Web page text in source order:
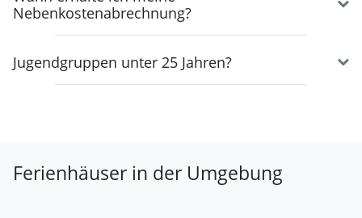
Nebenkostenabrechnung?
Jugendgruppen unter 25 Jahren?
Ferienhäuser in der Umgebung